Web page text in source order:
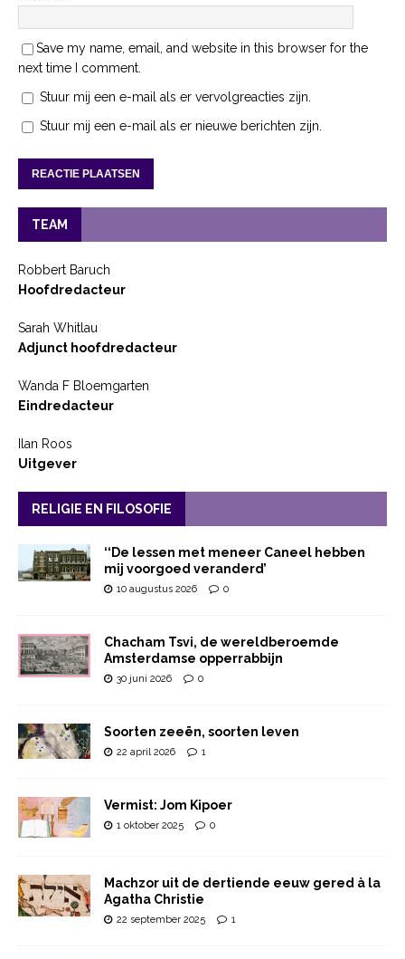
Save my name, email, and website in this browser for the
next time I comment.
Stuur mij een e-mail als er vervolgreacties zijn.
Stuur mij een e-mail als er nieuwe berichten zijn.
TEAM
Robbert Baruch
Hoofdredacteur
Sarah Whitlau
Adjunct hoofdredacteur
Wanda F Bloemgarten
Eindredacteur
Ilan Roos
Uitgever
RELIGIE EN FILOSOFIE
‘‘De lessen met meneer Caneel hebben
mij voorgoed veranderd’
10 augustus 2026 0
Chacham Tsvi, de wereldberoemde
Amsterdamse opperrabbijn
30 juni 2026 0
Soorten zeeën, soorten leven
22 april 2026 1
Vermist: Jom Kipoer
1 oktober 2025 0
Machzor uit de dertiende eeuw gered à la
Agatha Christie
22 september 2025 1